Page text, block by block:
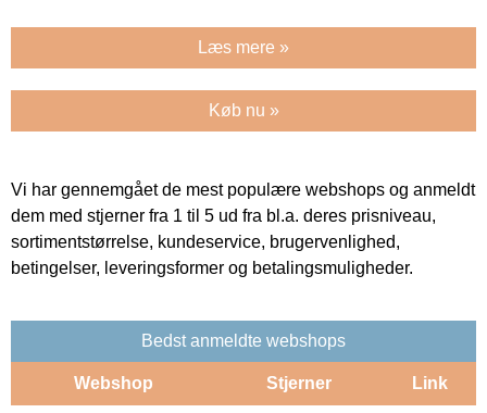
Læs mere »
Køb nu »
Vi har gennemgået de mest populære webshops og anmeldt
dem med stjerner fra 1 til 5 ud fra bl.a. deres prisniveau,
sortimentstørrelse, kundeservice, brugervenlighed,
betingelser, leveringsformer og betalingsmuligheder.
Bedst anmeldte webshops
Webshop Stjerner Link